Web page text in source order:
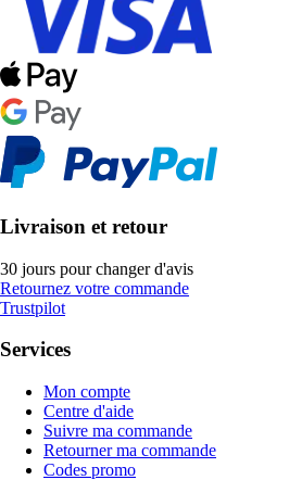
Livraison et retour
30 jours pour changer d'avis
Retournez votre commande
Trustpilot
Services
Mon compte
Centre d'aide
Suivre ma commande
Retourner ma commande
Codes promo